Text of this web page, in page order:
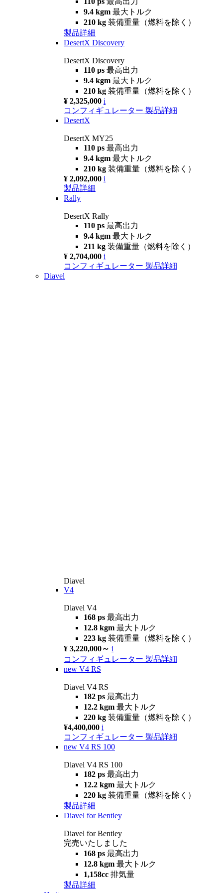
9.4 kgm 最大トルク
210 kg 装備重量（燃料を除く）
製品詳細
DesertX Discovery
DesertX Discovery
110 ps 最高出力
9.4 kgm 最大トルク
210 kg 装備重量（燃料を除く）
¥ 2,325,000 i
コンフィギュレーター 製品詳細
DesertX
DesertX MY25
110 ps 最高出力
9.4 kgm 最大トルク
210 kg 装備重量（燃料を除く）
¥ 2,092,000 i
製品詳細
Rally
DesertX Rally
110 ps 最高出力
9.4 kgm 最大トルク
211 kg 装備重量（燃料を除く）
¥ 2,704,000 i
コンフィギュレーター 製品詳細
Diavel
Diavel
V4
Diavel V4
168 ps 最高出力
12.8 kgm 最大トルク
223 kg 装備重量（燃料を除く）
¥ 3,220,000～ i
コンフィギュレーター 製品詳細
new V4 RS
Diavel V4 RS
182 ps 最高出力
12.2 kgm 最大トルク
220 kg 装備重量（燃料を除く）
¥4,400,000 i
コンフィギュレーター 製品詳細
new V4 RS 100
Diavel V4 RS 100
182 ps 最高出力
12.2 kgm 最大トルク
220 kg 装備重量（燃料を除く）
製品詳細
Diavel for Bentley
Diavel for Bentley
完売いたしました
168 ps 最高出力
12.8 kgm 最大トルク
1,158cc 排気量
製品詳細